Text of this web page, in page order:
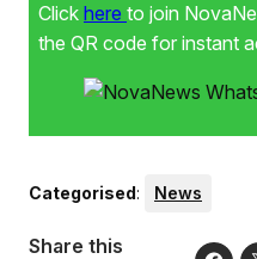
Click here to join
the QR code for instant
Categorised: News
Share this